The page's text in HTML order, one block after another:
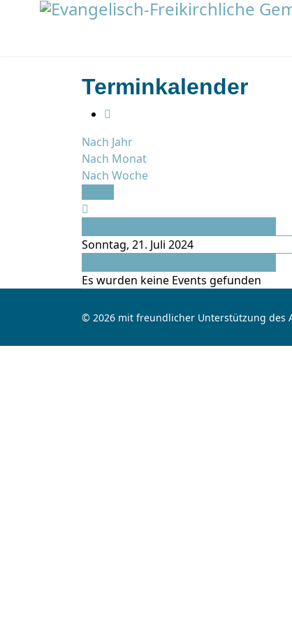
Terminkalender
Nach Jahr
Nach Monat
Nach Woche
Sonntag, 21. Juli 2024
Es wurden keine Events gefunden
© 2026 mit freundlicher Unterstützung des